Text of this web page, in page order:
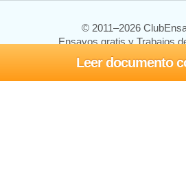
Leer documento
© 2011–2026
Ensayos gratis y Trabajos